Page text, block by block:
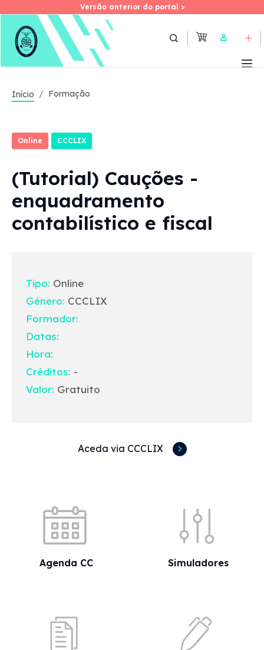
Skip
Versão anterior do portal >
Versão anterior do portal >
User
Início Formação
Online CCCLIX
(Tutorial) Cauções -
enquadramento
contabilístico e fiscal
Tipo: Online
Género: CCCLIX
Formador:
Datas:
Hora:
Créditos: -
Valor: Gratuito
Aceda via CCCLIX
Agenda CC Simuladores